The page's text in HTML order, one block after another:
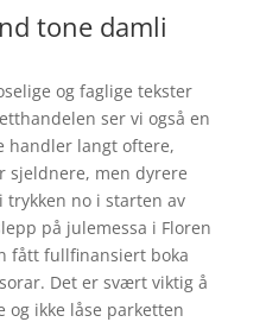
tone damli
og faglige tekster
ser vi også en
handler langt oftere,
sjeldnere, men dyrere
trykken no i starten av
på julemessa i Floren
fått fullfinansiert boka
Det er svært viktig å
og ikke låse parketten